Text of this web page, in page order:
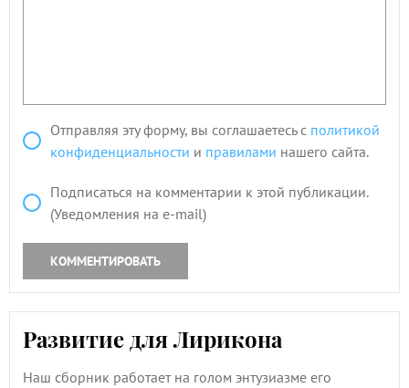
Отправляя эту форму, вы соглашаетесь с политикой
конфиденциальности и правилами нашего сайта.
Подписаться на комментарии к этой публикации.
(Уведомления на e-mail)
КОММЕНТИРОВАТЬ
Развитие для Лирикона
Наш сборник работает на голом энтузиазме его